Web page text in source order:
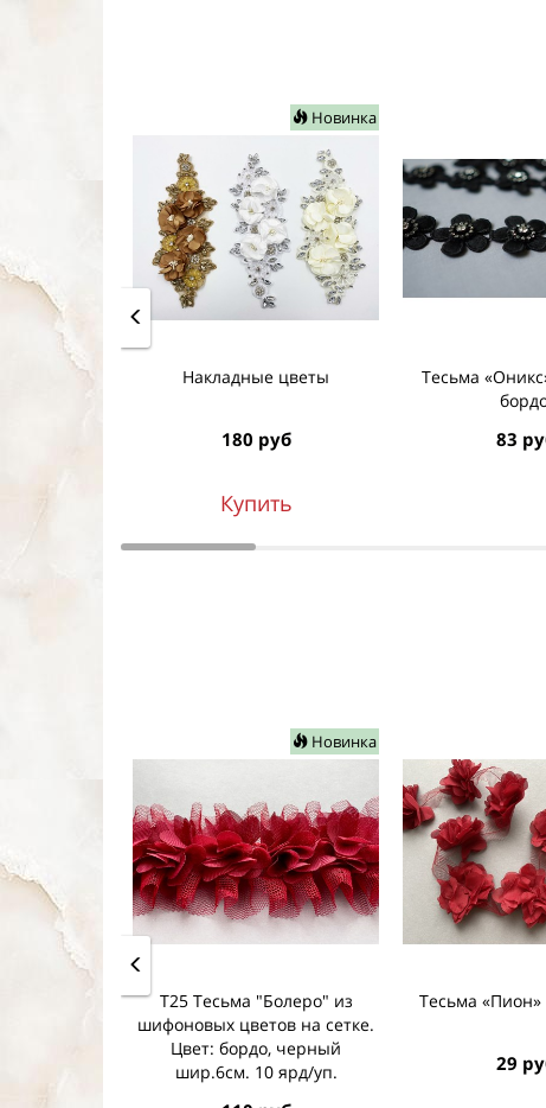
Новинка
Накладные цветы
180 руб
Купить
Тесьма
83
Новинка
Т25 Тесьма "Болеро" из
шифоновых цветов на сетке.
Цвет: бордо, черный
шир.6см. 10 ярд/уп.
Тесьма
29